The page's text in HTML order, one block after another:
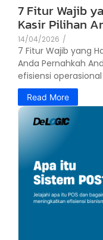
7 Fitur Wajib
Kasir Pilihan
14/04/2026 /
7 Fitur Wajib yang
Anda Pernahkah
efisiensi
Read More